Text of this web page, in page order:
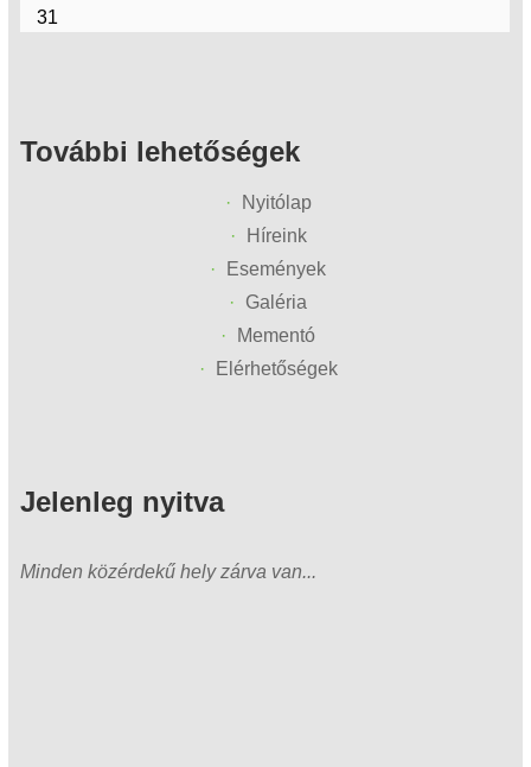
31
További lehetőségek
Nyitólap
Híreink
Események
Galéria
Mementó
Elérhetőségek
Jelenleg nyitva
Minden közérdekű hely zárva van...